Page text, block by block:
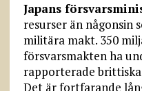
Japans
resurser än någonsin
militära makt. 350
försvarsmakten ha
rapporterade
Det är fortfarande